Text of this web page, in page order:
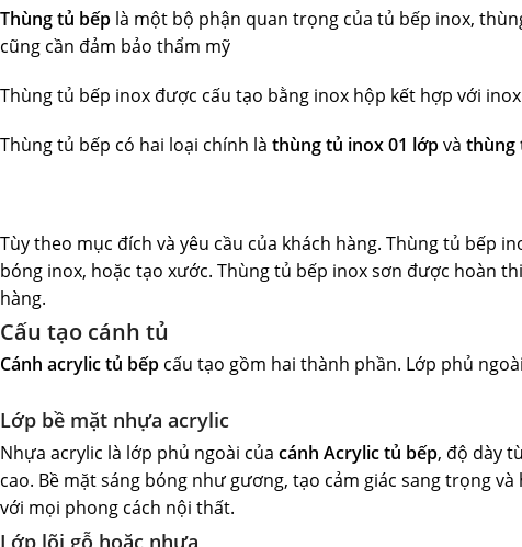
Thùng tủ bếp là một bộ phận quan trọng của tủ bếp inox,
cũng cần đảm bảo thẩm mỹ
Thùng tủ bếp inox được cấu tạo bằng inox hộp kết hợp với
Thùng tủ bếp có hai loại chính là thùng tủ inox 01 lớpvà thùng
Tùy theo mục đích và yêu cầu của khách hàng. Thùng tủ bếp
bóng inox, hoặc tạo xước. Thùng tủ bếp inox sơn được hoàn
hàng.
Cấu tạo cánh tủ
Cánh acrylic tủ bếp cấu tạo gồm hai thành phần. Lớp phủ
Lớp bề mặt nhựa acrylic
Nhựa acrylic là lớp phủ ngoài của cánh Acrylic tủ bếp, độ dày
cao. Bề mặt sáng bóng như gương, tạo cảm giác sang trọng
với mọi phong cách nội thất.
Lớp lõi gỗ hoặc nhựa